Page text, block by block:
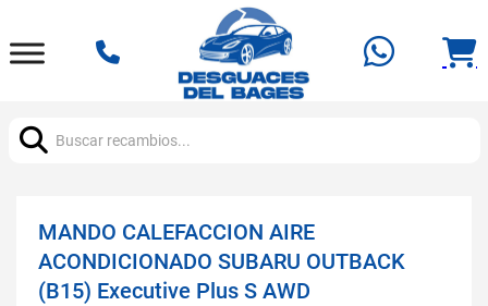
MANDO CALEFACCION AIRE
ACONDICIONADO SUBARU OUTBACK
(B15) Executive Plus S AWD